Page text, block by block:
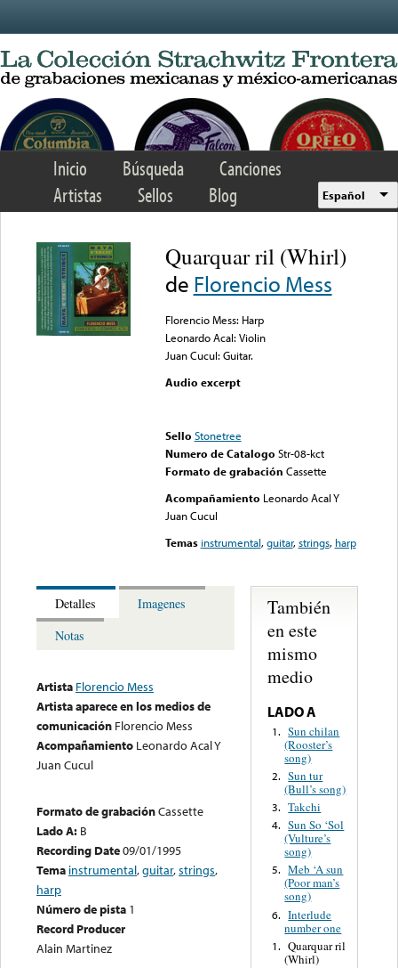
Inicio Búsqueda
Canciones
Artistas
Sellos Blog Español
Quarquar ril (Whirl)
de Florencio Mess
Florencio Mess: Harp
Leonardo Acal: Violin
Juan Cucul: Guitar.
Audio excerpt
Sello Stonetree
Numero de Catalogo Str-08-kct
Formato de grabación Cassette
Acompañamiento Leonardo Acal Y
Juan Cucul
Temas instrumental,guitar,strings, harp
Detalles
Imagenes
Notas
Artista Florencio Mess
Artista aparece en los medios de
comunicación Florencio Mess
Acompañamiento Leonardo Acal Y
Juan Cucul
Formato de grabaciónCassette
Lado A: B
Recording Date09/01/1995
Tema instrumental,guitar,strings,
harp
Número de pista 1
Record Producer
Alain Martinez
También
en este
mismo
medio
LADO A
1. Sun chilan
(Rooster’s
song)
2. Sun tur
(Bull’s song)
3. Takchi
4. Sun So ‘Sol
(Vulture’s
song)
5. Meb ‘A sun
(Poor man’s
song)
6. Interlude
number one
1. Quarquar ril
(Whirl)